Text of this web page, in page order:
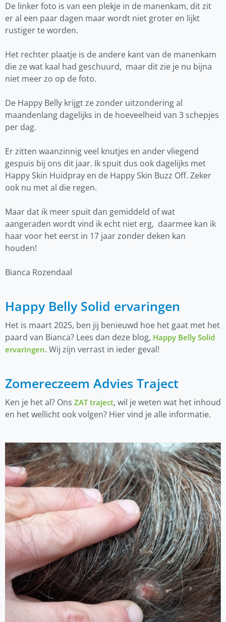
De linker foto is van een plekje in de manenkam, dit zit
er al een paar dagen maar wordt niet groter en lijkt
rustiger te worden.
Het rechter plaatje is de andere kant van de manenkam
die ze wat kaal had geschuurd, maar dit zie je nu bijna
niet meer zo op de foto.
De Happy Belly krijgt ze zonder uitzondering al
maandenlang dagelijks in de hoeveelheid van 3 schepjes
per dag.
Er zitten waanzinnig veel knutjes en ander vliegend
gespuis bij ons dit jaar. Ik spuit dus ook dagelijks met
Happy Skin Huidpray en de Happy Skin Buzz Off. Zeker
ook nu met al die regen.
Maar dat ik meer spuit dan gemiddeld of wat
aangeraden wordt vind ik echt niet erg, daarmee kan ik
haar voor het eerst in 17 jaar zonder deken kan
houden!
Bianca Rozendaal
Happy Belly Solid ervaringen
Het is maart 2025, ben jij benieuwd hoe het gaat met het
paard van Bianca? Lees dan deze blog, Happy Belly Solid
ervaringen. Wij zijn verrast in ieder geval!
Zomereczeem Advies Traject
Ken je het al? Ons ZAT traject, wil je weten wat het inhoud
en het wellicht ook volgen? Hier vind je alle informatie.